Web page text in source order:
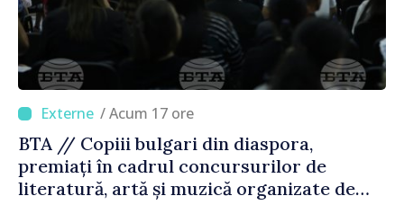
/ Acum 17 ore
BTA // Copiii bulgari din diaspora,
premiați în cadrul concursurilor de
literatură, artă și muzică organizate de